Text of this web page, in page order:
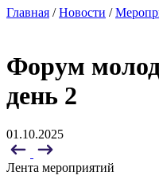
Главная /Новости /
Форум
день 2
01.10.2025
Лента мероприятий